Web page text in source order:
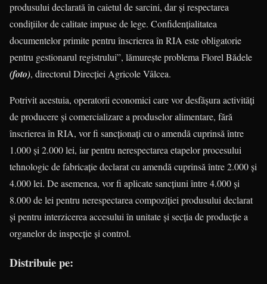
produsului declarată în caietul de sarcini, dar şi respectarea
condiţiilor de calitate impuse de lege. Confidenţialitatea
documentelor primite pentru înscrierea în RIA este obligatorie
pentru gestionarul registrului”, lămureşte problema Florel Bădele
(foto), directorul Direcţiei Agricole Vâlcea.
Potrivit acestuia, operatorii economici care vor desfăşura activităţi
de producere şi comercializare a produselor alimentare, fără
înscrierea în RIA, vor fi sancţionaţi cu o amendă cuprinsă între
1.000 şi 2.000 lei, iar pentru nerespectarea etapelor procesului
tehnologic de fabricaţie declarat cu amendă cuprinsă între 2.000 şi
4.000 lei. De asemenea, vor fi aplicate sancţiuni între 4.000 şi
8.000 de lei pentru nerespectarea compoziţiei produsului declarat
şi pentru interzicerea accesului în unitate şi secţia de producţie a
organelor de inspecţie şi control.
Distribuie pe: